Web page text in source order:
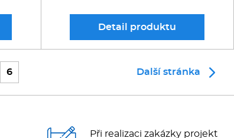
Detail produktu
6 Další stránka
Při realizaci zakázky projekt